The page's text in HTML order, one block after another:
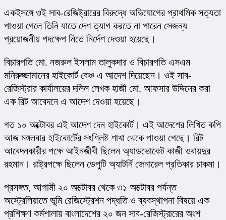
একইসঙ্গে ওই সাব-রেজিষ্ট্রারের বিরুদ্ধে অভিযোগের প্রাথমিক সত্যতা
পাওয়া গেলে তিনি যাতে দেশ ত্যাগ করতে না পারেন সেজন্য
প্রয়োজনীয় পদক্ষেপ নিতে নির্দেশ দেওয়া হয়েছে।
বিচারপতি মো. নজরুল ইসলাম তালুকদার ও বিচারপতি এসএম
মনিরুজ্জামানের হাইকোর্ট বেঞ্চ এ আদেশ দিয়েছেন। ওই সাব-
রেজিস্ট্রার কার্যালয়ের দলিল লেখক হাজী মো. আফসার উদ্দিনের করা
এক রিট আবেদনে এ আদেশ দেওয়া হয়েছে।
গত ১০ অক্টোবর এই আদেশ দেন হাইকোর্ট। এই আদেশের লিখিত কপি
আজ মঙ্গলবার হাইকোর্টের সংশ্লিষ্ট শাখা থেকে পাওয়া গেছে। রিট
আবেদনকারীর পক্ষে আইনজীবী ছিলেন অ্যাডভোকেট কাজী ওবায়দুর
রহমান। রাষ্ট্রপক্ষে ছিলেন ডেপুটি অ্যাটর্নি জেনারেল প্রতিকার চাকমা।
প্রসঙ্গত, আগামী ২০ অক্টোবর থেকে ৩১ অক্টোবর পর্যন্ত
অস্ট্রেলিয়াতে ভূমি রেজিস্ট্রেশন পদ্ধতি ও ব্যবস্থাপনা বিষয়ে এক
প্রশিক্ষণ কর্মশালায় বাংলাদেশের ২০ জন সাব-রেজিস্ট্রারের অংশ